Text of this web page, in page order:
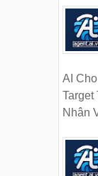
AI
Target
Nhân